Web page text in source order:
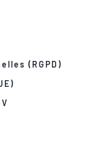
(RGPD)